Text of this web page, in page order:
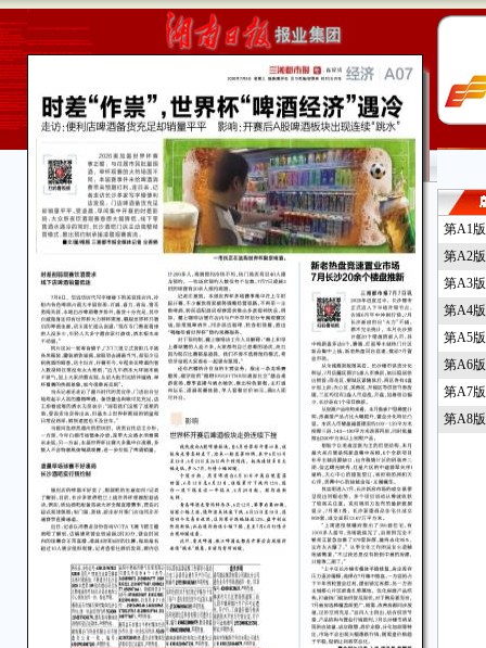
第A1
第A2
第A3
第A4
第A5
第A6
第A7
第A8